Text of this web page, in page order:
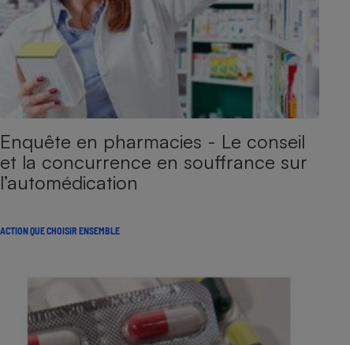
Enquête en pharmacies - Le conseil
et la concurrence en souffrance sur
l’automédication
ACTION QUE CHOISIR ENSEMBLE